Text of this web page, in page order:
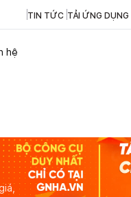
TIN TỨC TẢI ỨNG DỤNG
hệ